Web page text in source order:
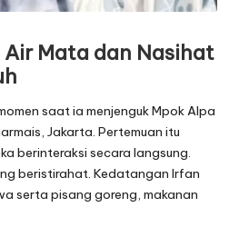
Air Mata dan Nasihat
saat ia menjenguk Mpok Alpa
Jakarta. Pertemuan itu
berinteraksi secara langsung.
beristirahat. Kedatangan Irfan
serta pisang goreng, makanan